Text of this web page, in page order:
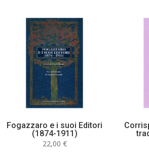
Fogazzaro e i suoi Editori
(1874-1911)
22,00 €